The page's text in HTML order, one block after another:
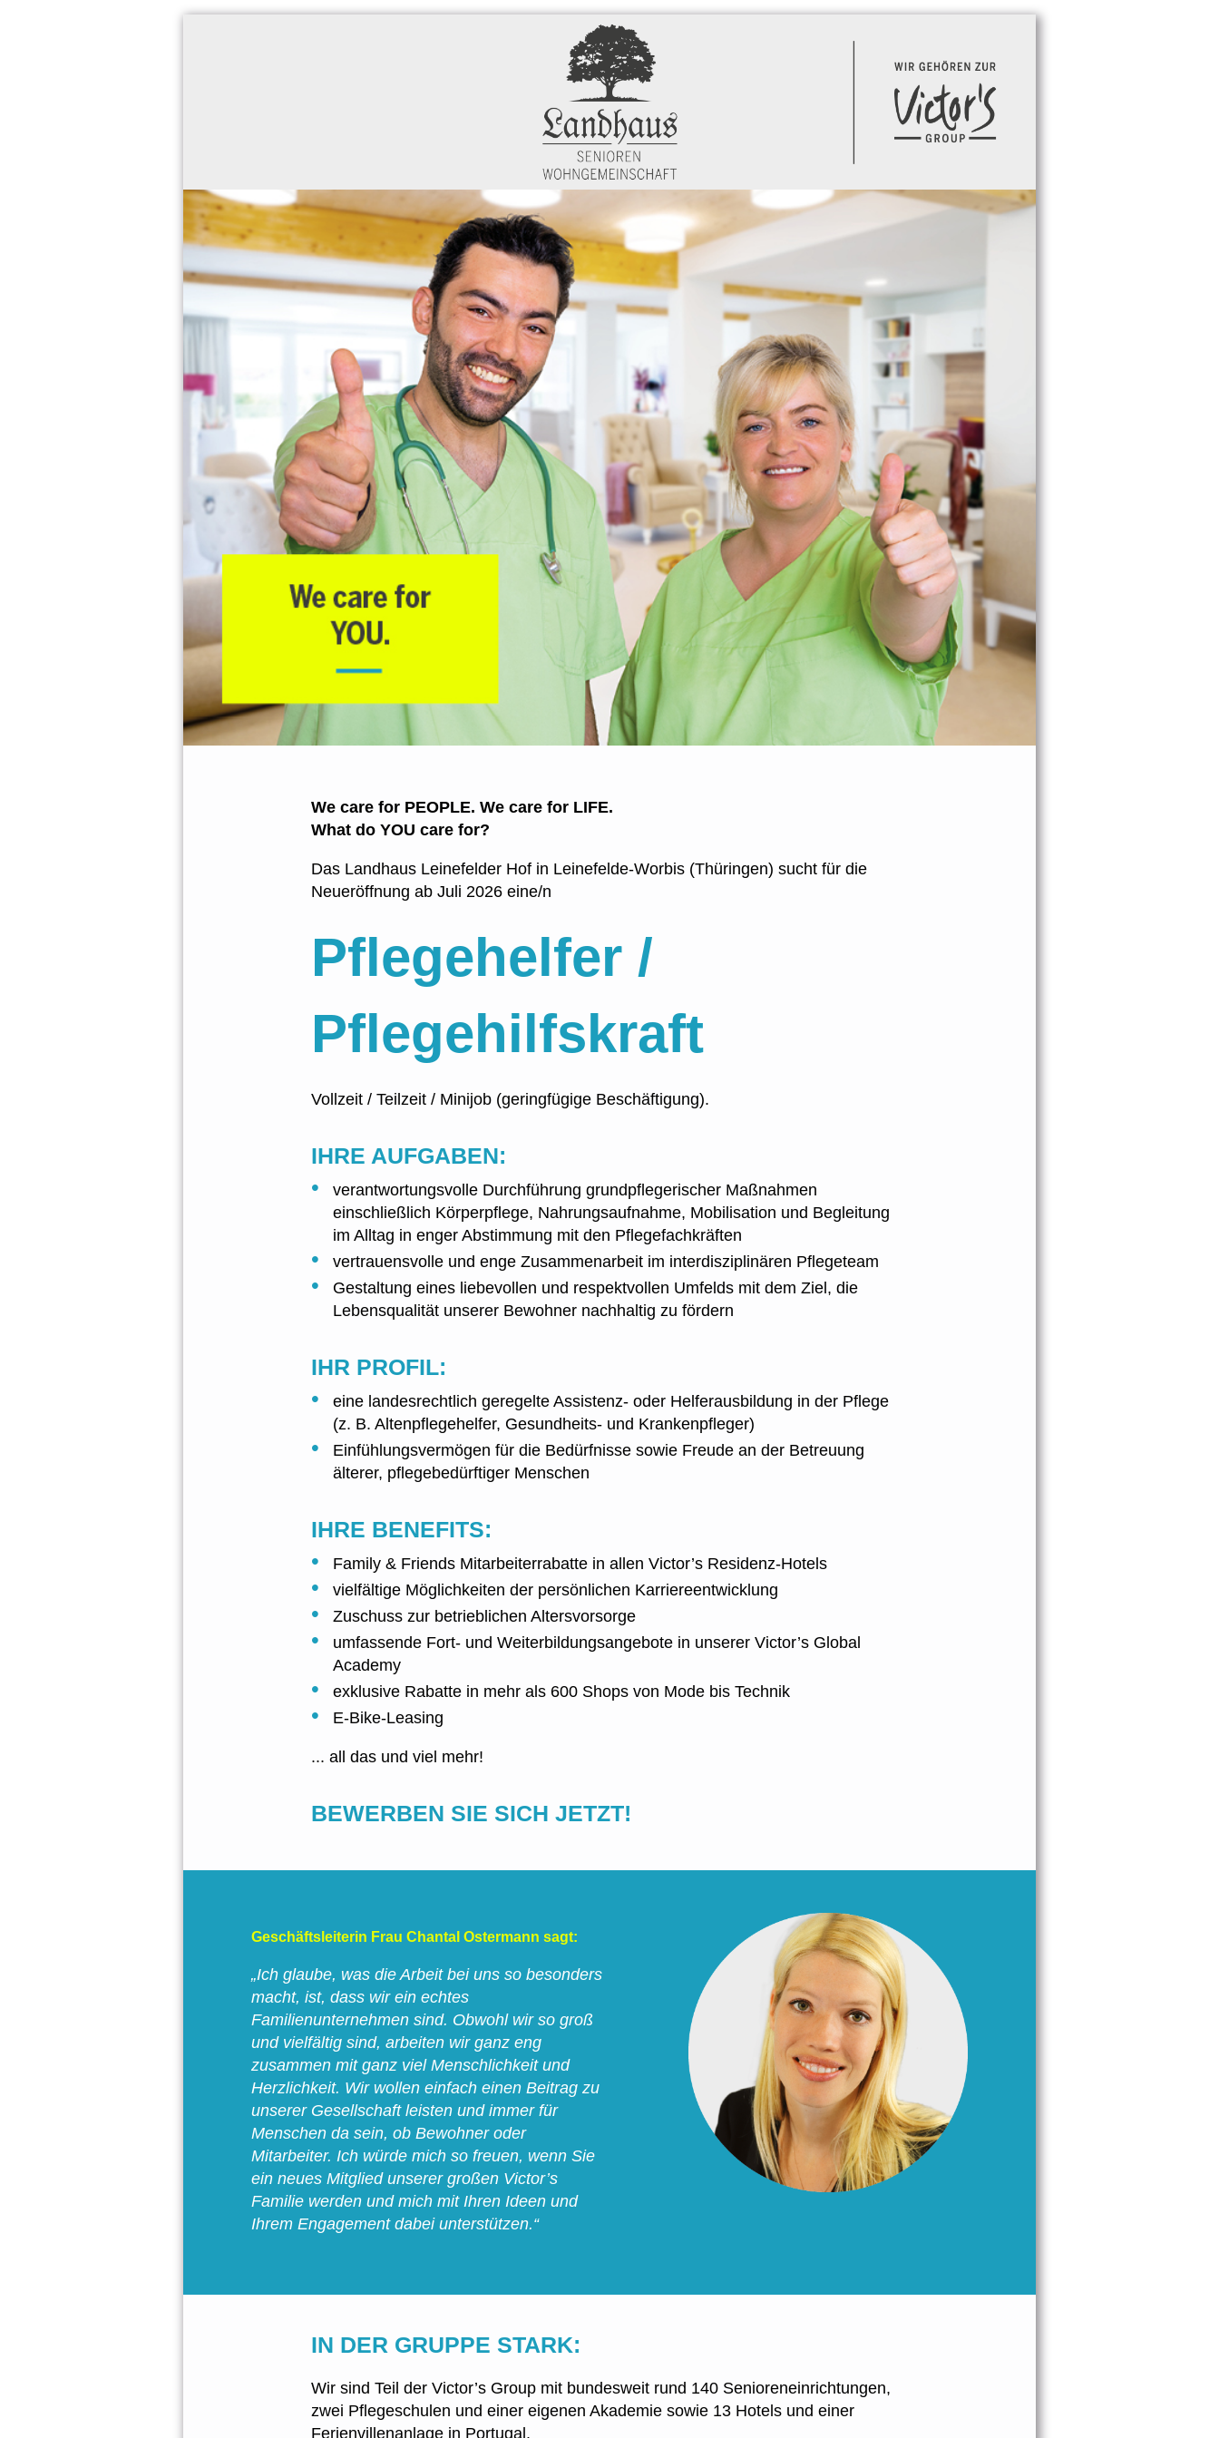
We care for PEOPLE. We care for LIFE.
What do YOU care for?
Das Landhaus Leinefelder Hof in Leinefelde-Worbis (Thüringen) sucht für die
Neueröffnung ab Juli 2026 eine/n
Pflegehelfer /
Pflegehilfskraft
Vollzeit / Teilzeit / Minijob (geringfügige Beschäftigung).
IHRE AUFGABEN:
verantwortungsvolle Durchführung grundpflegerischer Maßnahmen
einschließlich Körperpflege, Nahrungsaufnahme, Mobilisation und Begleitung
im Alltag in enger Abstimmung mit den Pflegefachkräften
vertrauensvolle und enge Zusammenarbeit im interdisziplinären Pflegeteam
Gestaltung eines liebevollen und respektvollen Umfelds mit dem Ziel, die
Lebensqualität unserer Bewohner nachhaltig zu fördern
IHR PROFIL:
eine landesrechtlich geregelte Assistenz- oder Helferausbildung in der Pflege
(z. B. Altenpflegehelfer, Gesundheits- und Krankenpfleger)
Einfühlungsvermögen für die Bedürfnisse sowie Freude an der Betreuung
älterer, pflegebedürftiger Menschen
IHRE BENEFITS:
Family & Friends Mitarbeiterrabatte in allen Victor’s Residenz-Hotels
vielfältige Möglichkeiten der persönlichen Karriereentwicklung
Zuschuss zur betrieblichen Altersvorsorge
umfassende Fort- und Weiterbildungsangebote in unserer Victor’s Global
Academy
exklusive Rabatte in mehr als 600 Shops von Mode bis Technik
E-Bike-Leasing
... all das und viel mehr!
BEWERBEN SIE SICH JETZT!
Geschäftsleiterin Frau Chantal Ostermann sagt:
„Ich glaube, was die Arbeit bei uns so besonders
macht, ist, dass wir ein echtes
Familienunternehmen sind. Obwohl wir so groß
und vielfältig sind, arbeiten wir ganz eng
zusammen mit ganz viel Menschlichkeit und
Herzlichkeit. Wir wollen einfach einen Beitrag zu
unserer Gesellschaft leisten und immer für
Menschen da sein, ob Bewohner oder
Mitarbeiter. Ich würde mich so freuen, wenn Sie
ein neues Mitglied unserer großen Victor’s
Familie werden und mich mit Ihren Ideen und
Ihrem Engagement dabei unterstützen.“
IN DER GRUPPE STARK:
Wir sind Teil der Victor’s Group mit bundesweit rund 140 Senioreneinrichtungen,
zwei Pflegeschulen und einer eigenen Akademie sowie 13 Hotels und einer
Ferienvillenanlage in Portugal.